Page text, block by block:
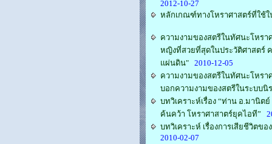
2012-10-27
หลักเกณฑ์ทางโหราศาสตร์ที่ใช้
ความงามของสตรีในทัศนะโหรา
หญิงที่สวยที่สุดในประวัติศาสตร์
แผ่นดิน" 2010-12-05
ความงามของสตรีในทัศนะโหรา
บอกความงามของสตรีในระบบนิ
บทวิเคราะห์เรื่อง “ท่าน อ.มานิต
ค้นคว้า โหราศาสาตร์ยุคไอที”
บทวิเคราะห์ เรื่องการเสียชีวิตข
2010-02-07